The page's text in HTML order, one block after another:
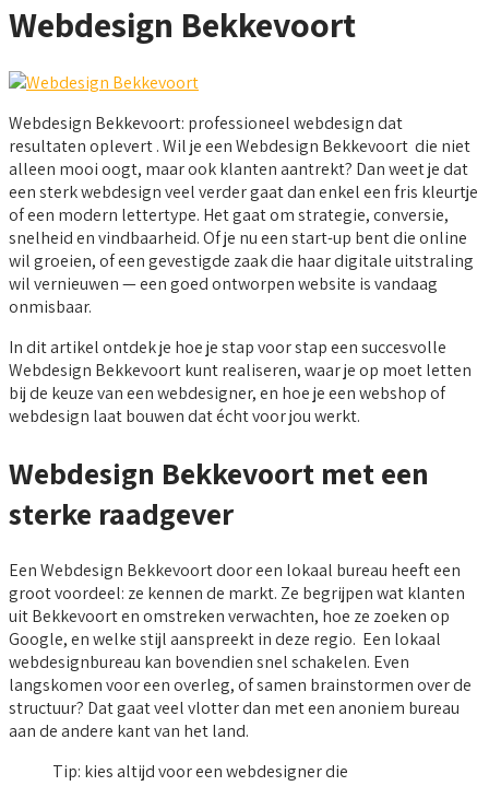
Webdesign Bekkevoort
Webdesign Bekkevoort: professioneel webdesign dat
resultaten oplevert . Wil je een Webdesign Bekkevoort die niet
alleen mooi oogt, maar ook klanten aantrekt? Dan weet je dat
een sterk webdesign veel verder gaat dan enkel een fris kleurtje
of een modern lettertype. Het gaat om strategie, conversie,
snelheid en vindbaarheid. Of je nu een start-up bent die online
wil groeien, of een gevestigde zaak die haar digitale uitstraling
wil vernieuwen — een goed ontworpen website is vandaag
onmisbaar.
In dit artikel ontdek je hoe je stap voor stap een succesvolle
Webdesign Bekkevoort kunt realiseren, waar je op moet letten
bij de keuze van een webdesigner, en hoe je een webshop of
webdesign laat bouwen dat écht voor jou werkt.
Webdesign Bekkevoort met een
sterke raadgever
Een Webdesign Bekkevoort door een lokaal bureau heeft een
groot voordeel: ze kennen de markt. Ze begrijpen wat klanten
uit Bekkevoort en omstreken verwachten, hoe ze zoeken op
Google, en welke stijl aanspreekt in deze regio. Een lokaal
webdesignbureau kan bovendien snel schakelen. Even
langskomen voor een overleg, of samen brainstormen over de
structuur? Dat gaat veel vlotter dan met een anoniem bureau
aan de andere kant van het land.
Tip: kies altijd voor een webdesigner die